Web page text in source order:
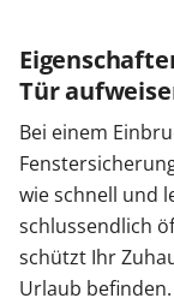
Tür
Bei einem
wie schnell und
schlussendlich
schützt Ihr
Urlaub befinden.